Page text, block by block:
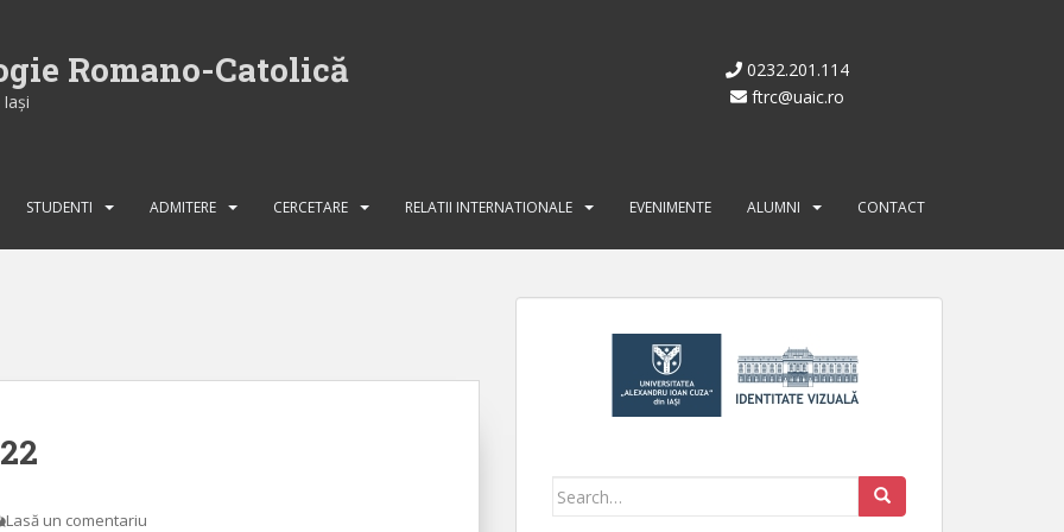
Romano-Catolică
0232.201.114
ftrc@uaic.ro
STUDENTI ADMITERE CERCETARE RELATII INTERNATIONALE EVENIMENTE ALUMNI CONTACT
Lasă un comentariu
Search for: